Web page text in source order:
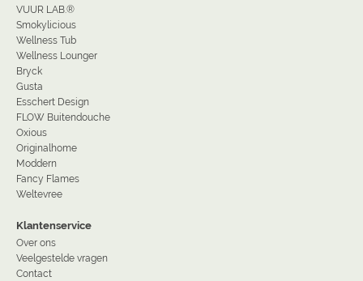
VUUR LAB.®
Smokylicious
Wellness Tub
Wellness Lounger
Bryck
Gusta
Esschert Design
FLOW Buitendouche
Oxious
Originalhome
Moddern
Fancy Flames
Weltevree
Klantenservice
Over ons
Veelgestelde vragen
Contact